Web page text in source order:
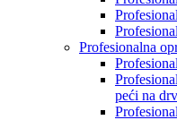
Profesionalna
peći na